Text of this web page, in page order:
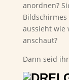
anordnen?
aussieht wie
anschaut?
Dann seid